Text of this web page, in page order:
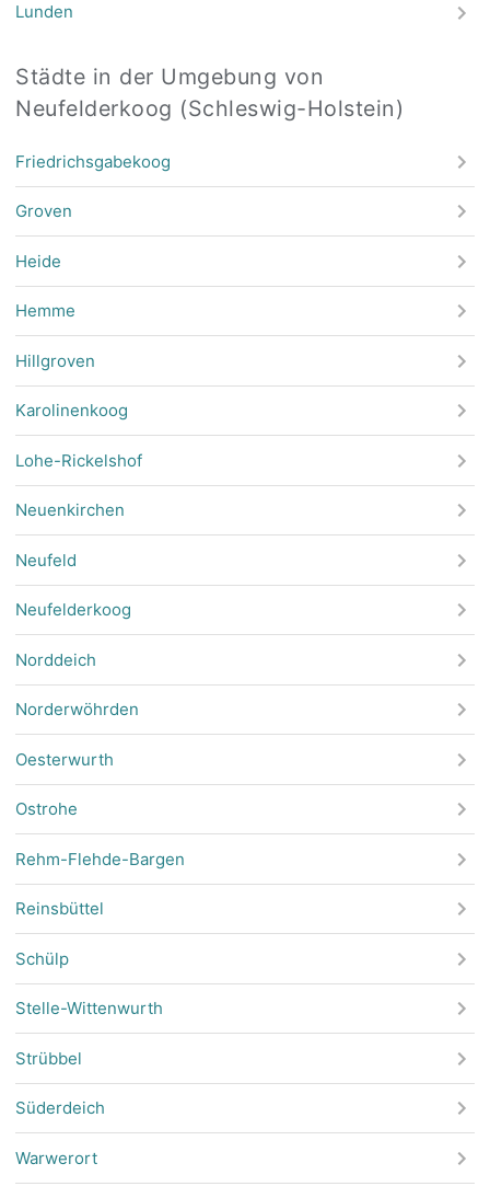
Lunden
Städte in der Umgebung von
Neufelderkoog (Schleswig-Holstein)
Friedrichsgabekoog
Groven
Heide
Hemme
Hillgroven
Karolinenkoog
Lohe-Rickelshof
Neuenkirchen
Neufeld
Neufelderkoog
Norddeich
Norderwöhrden
Oesterwurth
Ostrohe
Rehm-Flehde-Bargen
Reinsbüttel
Schülp
Stelle-Wittenwurth
Strübbel
Süderdeich
Warwerort